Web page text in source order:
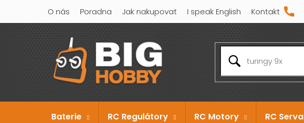
obsah
O nás Poradna Jak nakupovat I speak English Kontakt
Baterie RC Regulátory RC Motory RC Serva